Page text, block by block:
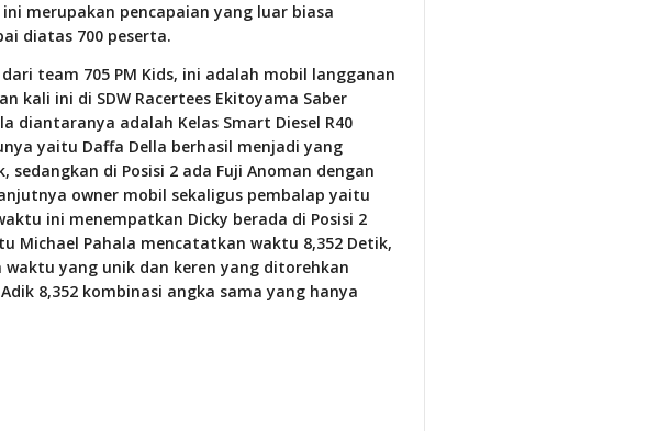
merupakan pencapaian yang luar biasa
diatas 700 peserta.
team 705 PM Kids, ini adalah mobil langganan
kali ini di SDW Racertees Ekitoyama Saber
diantaranya adalah Kelas Smart Diesel R40
yaitu Daffa Della berhasil menjadi yang
di Posisi 2 ada Fuji Anoman dengan
owner mobil sekaligus pembalap yaitu
ini menempatkan Dicky berada di Posisi 2
Michael Pahala mencatatkan waktu 8,352 Detik,
yang unik dan keren yang ditorehkan
8,352 kombinasi angka sama yang hanya